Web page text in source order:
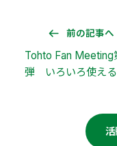
前の記事へ
Tohto Fan Meeting
弾 いろいろ使える
ス」〜簡単♪ケーク
レ（お惣菜ケーキ
活